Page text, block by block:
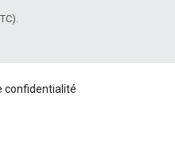
confidentialité